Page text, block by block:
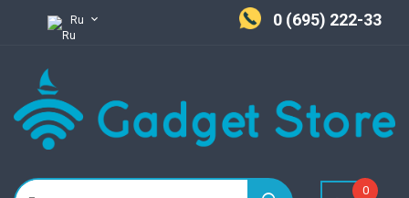
Ru 0 (695) 222-33
0